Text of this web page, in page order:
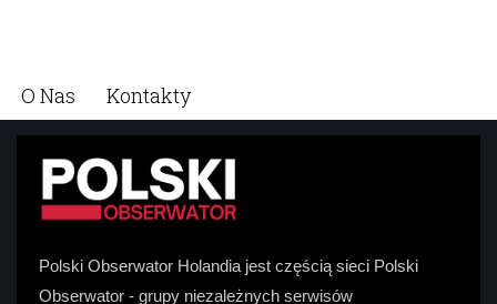
O Nas Kontakty
Polski Obserwator Holandia jest częścią sieci Polski
Obserwator - grupy niezależnych serwisów